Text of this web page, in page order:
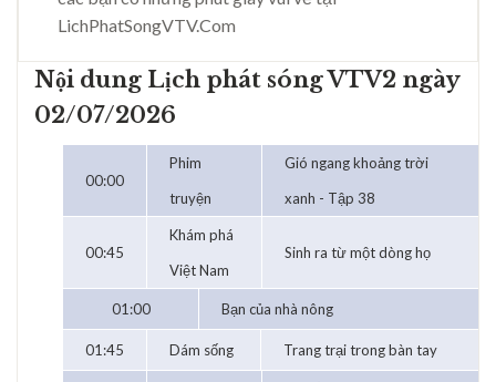
LichPhatSongVTV.Com
Nội dung Lịch phát sóng VTV2 ngày
02/07/2026
00:00
Phim
truyện
Gió ngang khoảng trời
xanh - Tập 38
00:45
Khám phá
Việt Nam
Sinh ra từ một dòng họ
01:00 Bạn của nhà nông
01:45 Dám sống Trang trại trong bàn tay